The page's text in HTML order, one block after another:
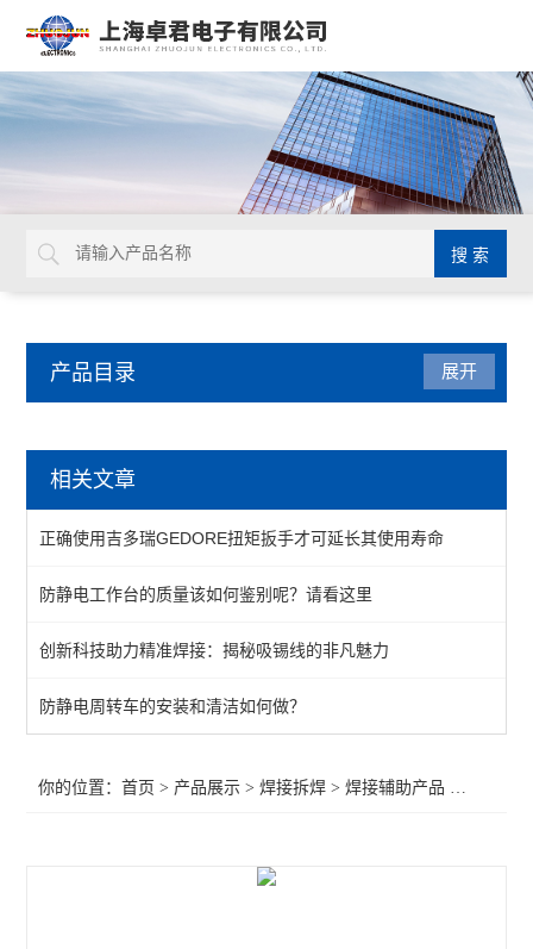
产品目录
吸锡线
QUICK吸烟仪
恒温热风机
返修产品
电焊台
展开
相关文章
正确使用吉多瑞GEDORE扭矩扳手才可延长其使用寿命
防静电工作台的质量该如何鉴别呢？请看这里
创新科技助力精准焊接：揭秘吸锡线的非凡魅力
防静电周转车的安装和清洁如何做？
你的位置：首页 > 产品展示 >焊接拆焊 >焊接辅助产品